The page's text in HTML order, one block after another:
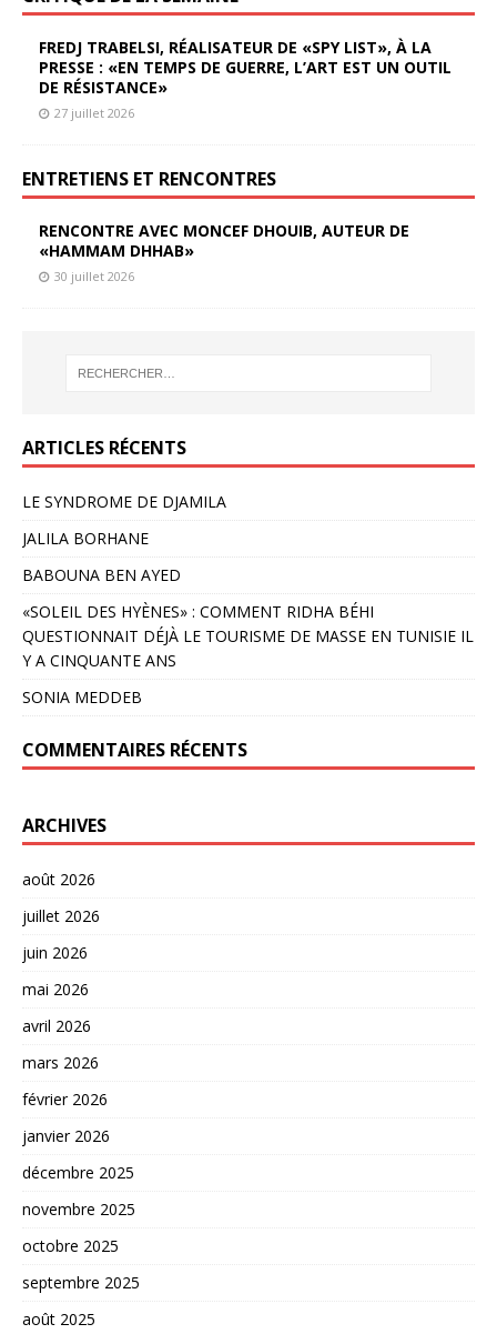
FREDJ TRABELSI, RÉALISATEUR DE «SPY LIST», À LA
PRESSE : «EN TEMPS DE GUERRE, L’ART EST UN OUTIL
DE RÉSISTANCE»
27 juillet 2026
ENTRETIENS ET RENCONTRES
RENCONTRE AVEC MONCEF DHOUIB, AUTEUR DE
«HAMMAM DHHAB»
30 juillet 2026
ARTICLES RÉCENTS
LE SYNDROME DE DJAMILA
JALILA BORHANE
BABOUNA BEN AYED
«SOLEIL DES HYÈNES» : COMMENT RIDHA BÉHI
QUESTIONNAIT DÉJÀ LE TOURISME DE MASSE EN TUNISIE IL
Y A CINQUANTE ANS
SONIA MEDDEB
COMMENTAIRES RÉCENTS
ARCHIVES
août 2026
juillet 2026
juin 2026
mai 2026
avril 2026
mars 2026
février 2026
janvier 2026
décembre 2025
novembre 2025
octobre 2025
septembre 2025
août 2025